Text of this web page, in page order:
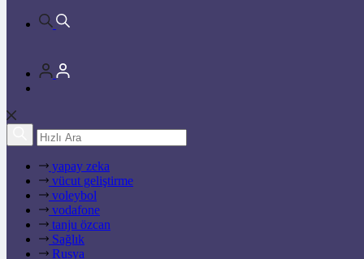
yapay zeka
vücut geliştirme
voleybol
vodafone
tanju özcan
Sağlık
Rusya